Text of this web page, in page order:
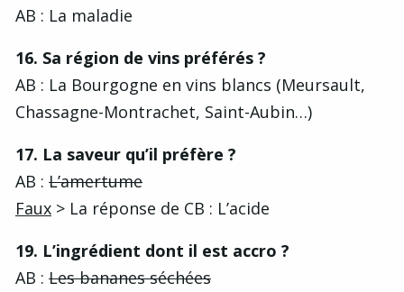
AB : La maladie
16. Sa région de vins préférés ?
AB : La Bourgogne en vins blancs (Meursault,
Chassagne-Montrachet, Saint-Aubin…)
17. La saveur qu’il préfère ?
AB : L’amertume
Faux > La réponse de CB : L’acide
19. L’ingrédient dont il est accro ?
AB : Les bananes séchées